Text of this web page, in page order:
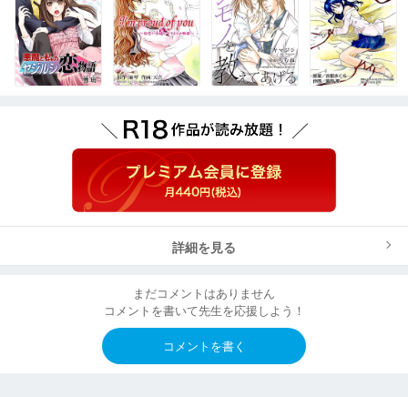
詳細を見る
まだコメントはありません
コメントを書いて先生を応援しよう！
コメントを書く